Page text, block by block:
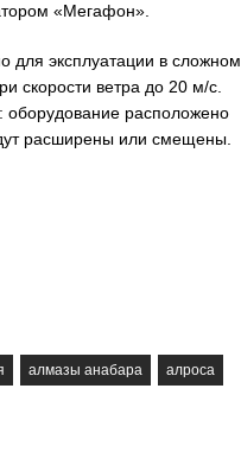
«Мегафон».
для эксплуатации в сложном
скорости ветра до 20 м/с.
оборудование расположено
расширены или смещены.
алмазы анабара алроса